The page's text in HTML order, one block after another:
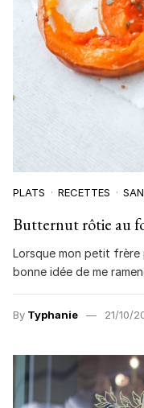
PLATS RECETTES
Butternut rôtie au
Lorsque mon petit frère
bonne idée de me
By Typhanie 21/10/